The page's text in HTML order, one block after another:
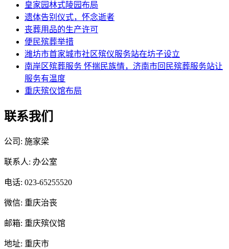
皇家园林式陵园布局
遗体告别仪式，怀念逝者
丧葬用品的生产许可
便民殡葬举措
潍坊市首家城市社区殡仪服务站在坊子设立
南岸区殡葬服务 怀揣民族情，济南市回民殡葬服务站让
服务有温度
重庆殡仪馆布局
联系我们
公司: 施家梁
联系人: 办公室
电话: 023-65255520
微信: 重庆治丧
邮箱: 重庆殡仪馆
地址: 重庆市